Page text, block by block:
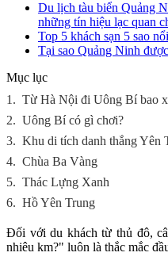
Du lịch tàu biển Quảng
những tín hiệu lạc quan
Top 5 khách sạn 5 sao
Tại sao Quảng Ninh
Mục lục
1. Từ Hà Nội đi Uông Bí bao
2. Uông Bí có gì chơi?
3. Khu di tích danh thắng Yên
4. Chùa Ba Vàng
5. Thác Lựng Xanh
6. Hồ Yên Trung
Đối với du khách từ thủ đô,
nhiêu km?" luôn là thắc mắc